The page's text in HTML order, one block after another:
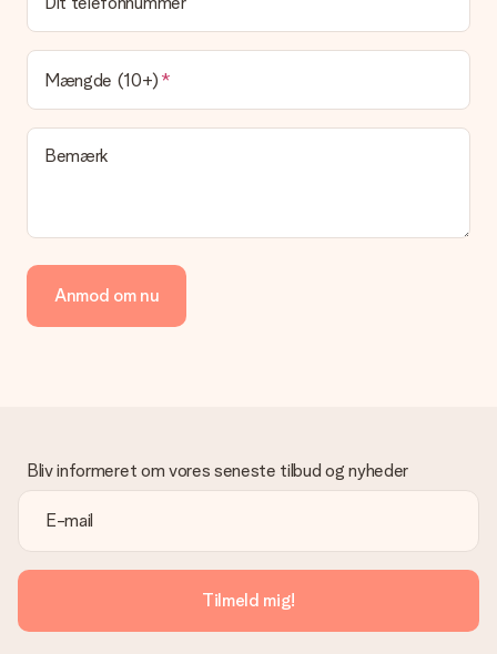
Leveringstiden findes på gavens produktside. Du kan stole på,
at vores postfirma leverer din gave på denne dag.
Hvilke leveringsmuligheder kan jeg vælge?
I øjeblikket er det ikke (endnu) muligt at vælge en
leveringsindstilling. Den gave, du vil bestille, sendes enten som
en pakke eller som postkasse levering. Vil du gerne vide
hvilken måde din ordre sendes på? Kontakt venligst vores
Vi tilbyder følgende betalingsmetoder: Dankort, Paypal,
kreditkort, faktura via Klarna eller bankoverførsel. I tilfælde af
manuel betaling overførsel, skal du tage højde for en ekstra 3
venligst vores kundeservice, de hjælper gerne med at finde en
passende løsning.
Er fakturaen sendt sammen med ordren?
Ingen faktura sendes med din ordre. Du modtager altid
fakturaen i bekræftelsesemailen, og du kan altid finde den i din
MySurprise-konto. Det betyder at du kan få gaven leveret
direkte til modtageren, hvilket gør det til en sand
overraskelse!
Mængde (10+)
Bemærk
Anmod om nu
Bliv informeret om vores seneste tilbud og nyheder
Tilmeld mig!